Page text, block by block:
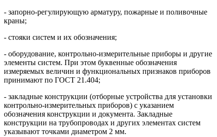
- запорно-регулирующую арматуру, пожарные и поливочные
краны;
- стояки систем и их обозначения;
- оборудование, контрольно-измерительные приборы и другие
элементы систем. При этом буквенные обозначения
измеряемых величин и функциональных признаков приборов
принимают по ГОСТ 21.404;
- закладные конструкции (отборные устройства для установки
контрольно-измерительных приборов) с указанием
обозначения конструкции и документа. Закладные
конструкции на трубопроводах и других элементах систем
указывают точками диаметром 2 мм.